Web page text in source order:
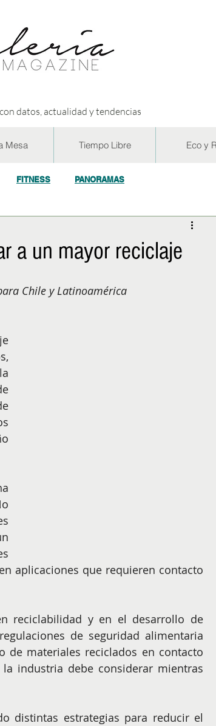
datos, actualidad y tendencias
Mesa Tiempo Libre Eco y
FITNESS PANORAMAS
a un mayor reciclaje
Chile y Latinoamérica
aplicaciones que requieren contacto
reciclabilidad y en el desarrollo de
de seguridad alimentaria
de materiales reciclados en contacto
industria debe considerar mientras
distintas estrategias para reducir el